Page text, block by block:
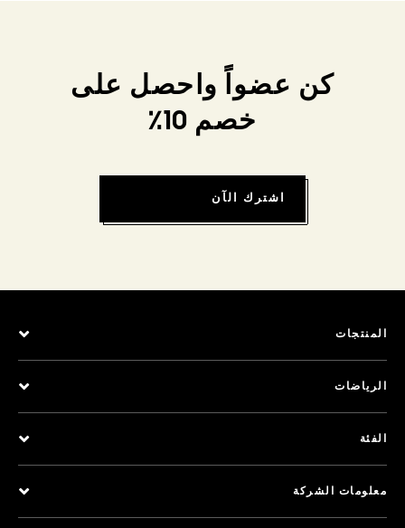
كن عضواً واحصل على
خصم 10٪
اشترك الآن
المنتجات
الرياضات
الفئة
معلومات الشركة